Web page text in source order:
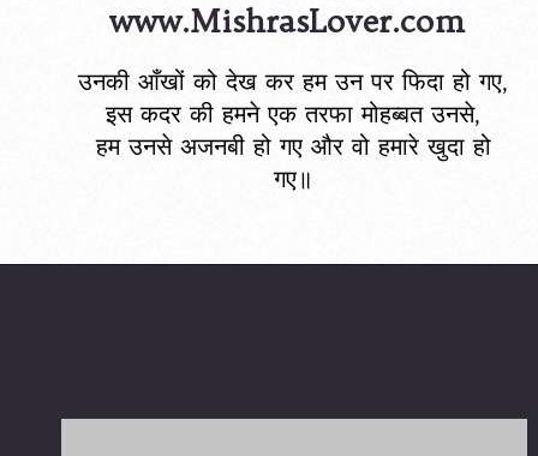
www.MishrasLover.com
उनकी आँखों को देख कर हम उन पर फिदा हो गए,
इस कदर की हमने एक तरफा मोहब्बत उनसे,
हम उनसे अजनबी हो गए और वो हमारे खुदा हो
गए॥